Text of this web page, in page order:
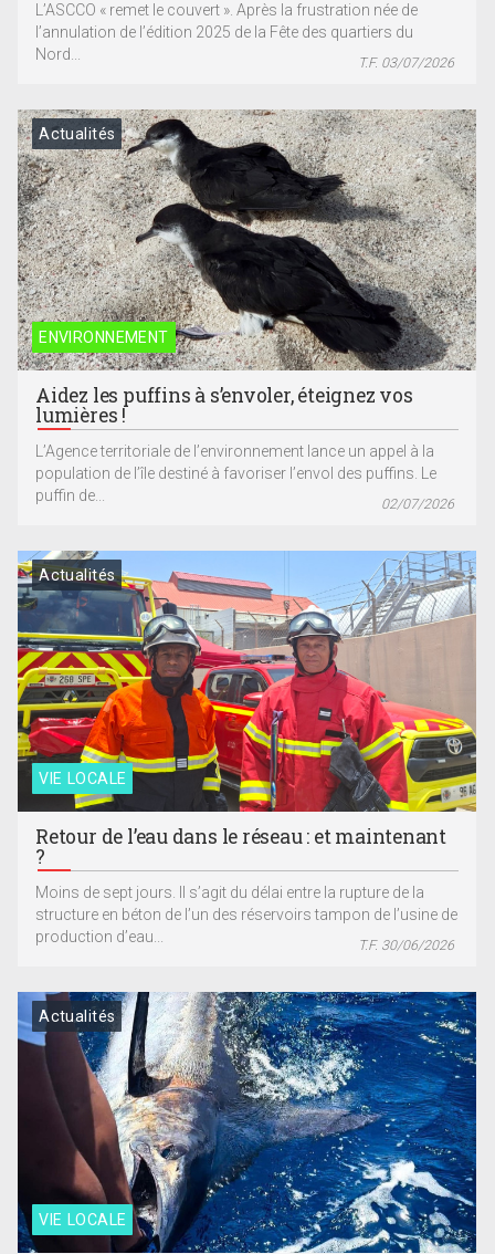
L’ASCCO « remet le couvert ». Après la frustration née de
l’annulation de l’édition 2025 de la Fête des quartiers du
Nord...
T.F. 03/07/2026
ENVIRONNEMENT
Actualités
Aidez les puffins à s’envoler, éteignez vos
lumières !
L’Agence territoriale de l’environnement lance un appel à la
population de l’île destiné à favoriser l’envol des puffins. Le
puffin de...
02/07/2026
VIE LOCALE
Actualités
Retour de l’eau dans le réseau : et maintenant
?
Moins de sept jours. Il s’agit du délai entre la rupture de la
structure en béton de l’un des réservoirs tampon de l’usine de
production d’eau...
T.F. 30/06/2026
VIE LOCALE
Actualités